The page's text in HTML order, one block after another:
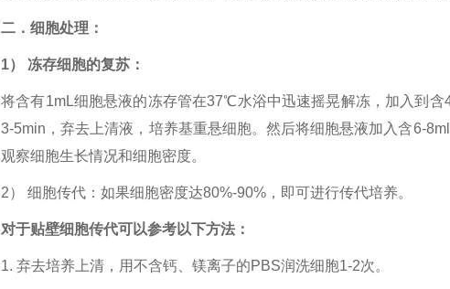
二．细胞处理：
1） 冻存细胞的复苏：
将含有1mL细胞悬液的冻存管在37℃水浴中迅速摇晃解冻，加入到
3-5min，弃去上清液，培养基重悬细胞。然后将细胞悬液加入含6-
观察细胞生长情况和细胞密度。
2） 细胞传代：如果细胞密度达80%-90%，即可进行传代培养。
对于贴壁细胞传代可以参考以下方法：
1. 弃去培养上清，用不含钙、镁离子的PBS润洗细胞1-2次。